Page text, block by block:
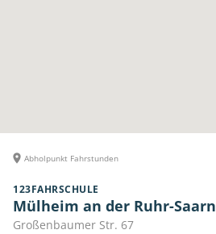
Abholpunkt Fahrstunden
123FAHRSCHULE
Mülheim an der Ruhr-Saarn
Großenbaumer Str. 67